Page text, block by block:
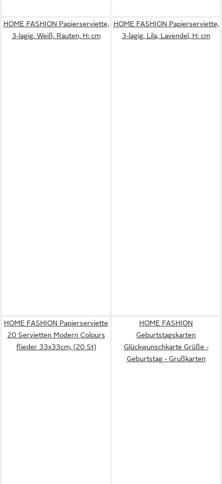
HOME FASHION Papierserviette,
3-lagig, Weiß, Rauten, H: cm
HOME FASHION Papierserviette,
3-lagig, Lila, Lavendel, H: cm
HOME FASHION Papierserviette
20 Servietten Modern Colours
flieder 33x33cm, (20 St)
HOME FASHION
Geburtstagskarten
Glückwunschkarte Grüße -
Geburtstag - Grußkarten